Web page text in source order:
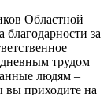
Областной
за
трудом
людям –
вы приходите на